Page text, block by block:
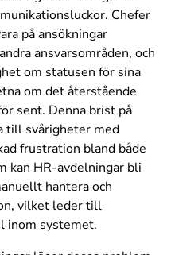
Chefer
på ansökningar
ansvarsområden, och
om statusen för sina
om det återstående
sent. Denna brist på
till svårigheter med
frustration bland både
kan HR-avdelningar bli
hantera och
vilket leder till
inom systemet.